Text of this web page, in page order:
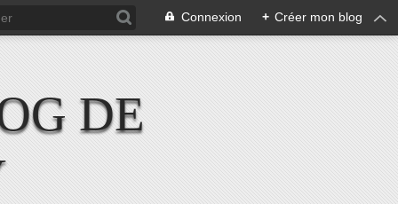
Connexion + Créer mon blog
DE